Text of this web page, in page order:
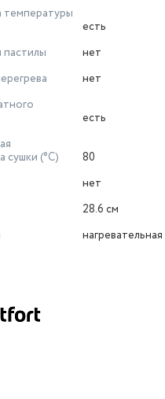
температуры
есть
нет
нет
есть
сушки (°C)
80
нет
28.6 см
нагревательная